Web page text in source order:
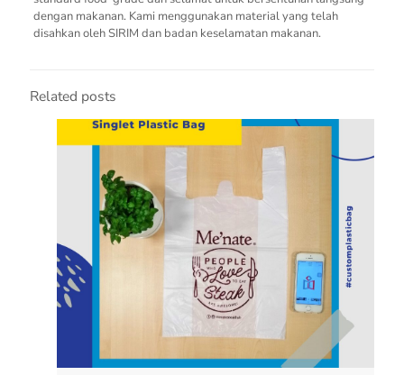
dengan makanan. Kami menggunakan material yang telah
disahkan oleh SIRIM dan badan keselamatan makanan.
Related posts